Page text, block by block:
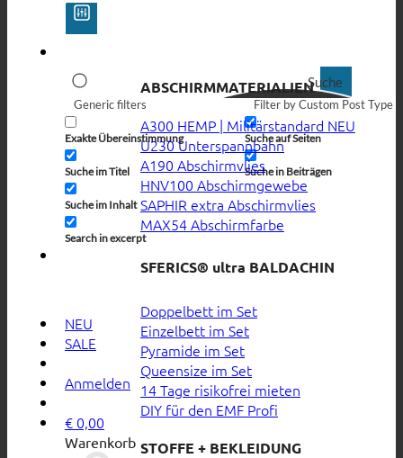
Suche
Generic filters
Exakte Übereinstimmung
Suche im Titel
Suche im Inhalt
Search in excerpt
Filter by Custom Post Type
Suche auf Seiten
Suche in Beiträgen
NEU
SALE
Anmelden
€ 0,00
Warenkorb
ABSCHIRMMATERIALIEN
A300 HEMP | Militärstandard
U230 Unterspannbahn
A190 Abschirmvlies
HNV100 Abschirmgewebe
SAPHIR extra Abschirmvlies
MAX54 Abschirmfarbe
SFERICS® ultra BALDACHIN
Doppelbett im Set
Einzelbett im Set
Pyramide im Set
Queensize im Set
14 Tage risikofrei mieten
DIY für den EMF Profi
STOFFE + BEKLEIDUNG